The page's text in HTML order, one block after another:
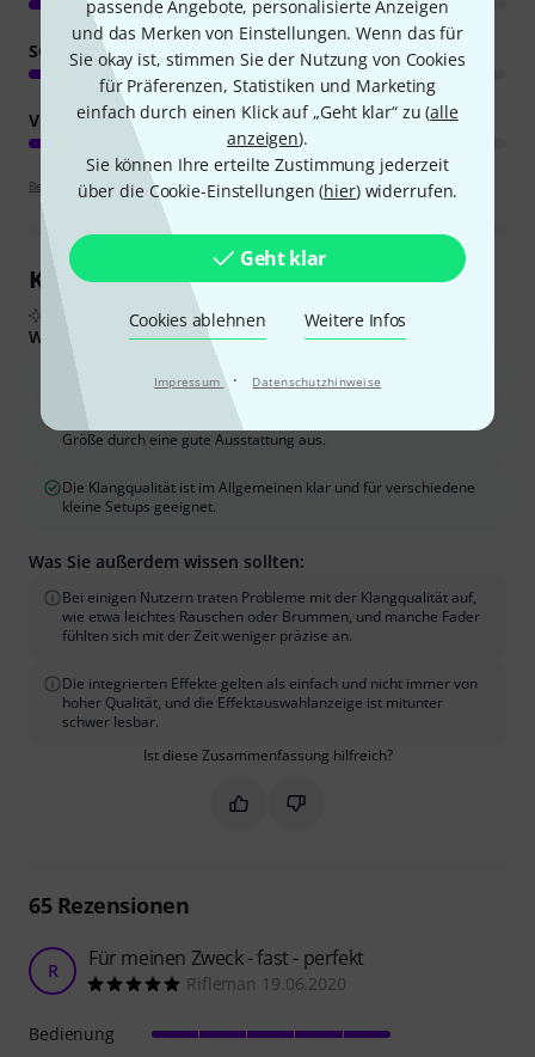
passende Angebote, personalisierte Anzeigen
und das Merken von Einstellungen. Wenn das für
Sie okay ist, stimmen Sie der Nutzung von Cookies
für Präferenzen, Statistiken und Marketing
einfach durch einen Klick auf „Geht klar“ zu (alle
anzeigen).
Sie können Ihre erteilte Zustimmung jederzeit
über die Cookie-Einstellungen (hier) widerrufen.
Geht klar
Cookies ablehnen Weitere Infos
Impressum · Datenschutzhinweise
SOUND
VERARBEITUNG
Bewertungsrichtlinien
Kundenrezensionen im Überblick
Aus echten Käuferbewertungen, zusammengefasst durch KI
Was Käufern gefiel:
Der Mixer bietet ein ausgezeichnetes Preis-Leistungs-Verhältnis.
Es zeichnet sich durch eine robuste Bauqualität und für seine
Größe durch eine gute Ausstattung aus.
Die Klangqualität ist im Allgemeinen klar und für verschiedene
kleine Setups geeignet.
Was Sie außerdem wissen sollten:
Bei einigen Nutzern traten Probleme mit der Klangqualität auf,
wie etwa leichtes Rauschen oder Brummen, und manche Fader
fühlten sich mit der Zeit weniger präzise an.
Die integrierten Effekte gelten als einfach und nicht immer von
hoher Qualität, und die Effektauswahlanzeige ist mitunter
schwer lesbar.
Ist diese Zusammenfassung hilfreich?
Markieren Sie diese
Markieren Sie diese
65Rezensionen
R Für meinen Zweck - fast - perfekt
Rifleman 19.06.2020
Bedienung